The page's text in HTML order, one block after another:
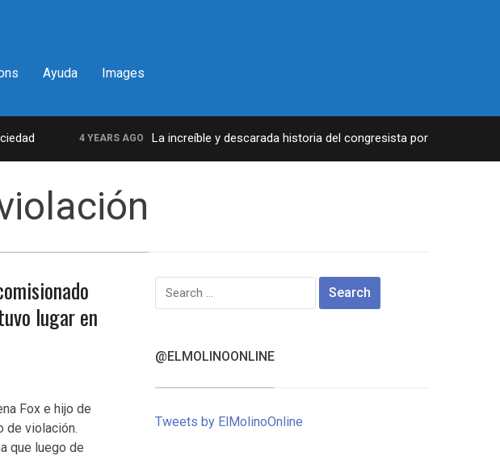
Ayuda Images
4 YEARS AGO La increíble y descarada historia del congresista por NY George
lugar en
Fox e hijo de
de violación.
que luego de
Search
for:
@ELMOLINOONLINE
Tweets by ElMolinoOnline